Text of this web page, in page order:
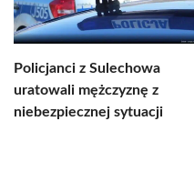
Policjanci z Sulechowa
uratowali mężczyznę z
niebezpiecznej sytuacji